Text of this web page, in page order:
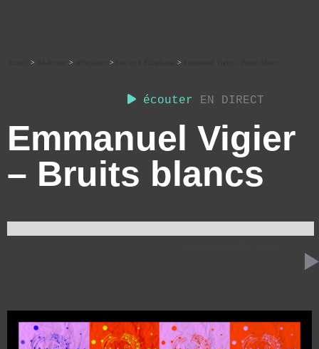
écouter EN DIRECT
> > > >
Emmanuel Vigier
– Bruits blancs